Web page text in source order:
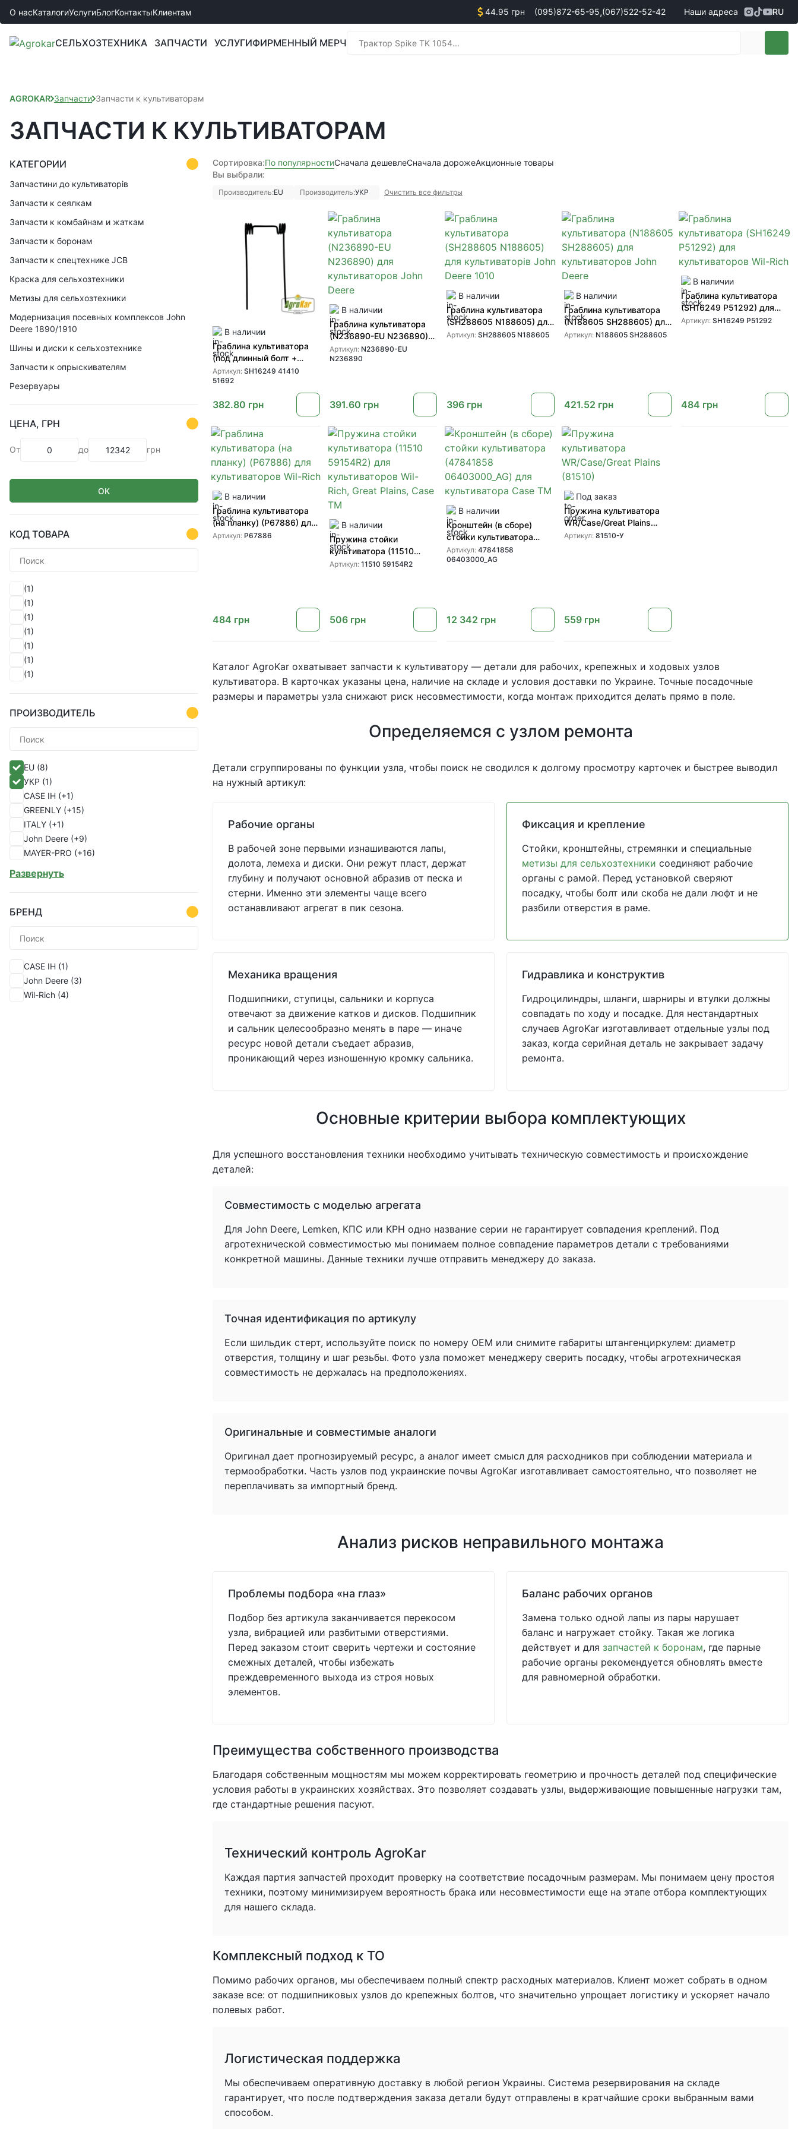
О насКаталогиУслугиБлогКонтактыКлиентам 44.95 грн (095)872-65-95,(067)522-52-42
Менеджеры по продаже техники
Наши адреса RU
СЕЛЬХОЗТЕХНИКА ЗАПЧАСТИ УСЛУГИФИРМЕННЫЙ МЕРЧ
AGROKAR Запчасти Запчасти к культиваторам
ЗАПЧАСТИ К КУЛЬТИВАТОРАМ
КАТЕГОРИИ
Запчастини до культиваторів
Запчасти к сеялкам
Запчасти к комбайнам и жаткам
Запчасти к боронам
Запчасти к спецтехнике JCB
Краска для сельхозтехники
Метизы для сельхозтехники
Модернизация посевных комплексов John
Deere 1890/1910
Шины и диски к сельхозтехнике
Запчасти к опрыскивателям
Резервуары
ЦЕНА, ГРН
От до грн
ОК
КОД ТОВАРА
(1)
(1)
(1)
(1)
(1)
(1)
(1)
ПРОИЗВОДИТЕЛЬ
EU (8)
УКР (1)
CASE IH (+1)
GREENLY (+15)
ITALY (+1)
John Deere (+9)
MAYER-PRO (+16)
SHOUP(+82)
Развернуть
БРЕНД
CASE IH (1)
John Deere (3)
Wil-Rich (4)
Сортировка:По популярностиСначала дешевлеСначала дорожеАкционные товары
Вы выбрали:
Производитель:EU Производитель:УКР Очистить все фильтры
В наличии
Граблина культиватора
(под длинный болт +
втулка) (SH16249 41410
51692) для
культиваторов Wil-Rich
Артикул: SH16249 41410
51692
382.80 грн
В наличии
Граблина культиватора
(N236890-EU N236890)
для культиваторов John
Deere
Артикул: N236890-EU
N236890
391.60 грн
В наличии
Граблина культиватора
(SH288605 N188605) для
культиваторів John Deere
Артикул:SH288605 N188605
396 грн
В наличии
Граблина культиватора
(N188605 SH288605) для
культиваторов John Deere
Артикул: N188605 SH288605
421.52 грн
В наличии
Граблина культиватора
(SH16249 P51292) для
культиваторов Wil-Rich
Артикул: SH16249 P51292
484 грн
В наличии
Граблина культиватора
(на планку) (P67886) для
культиваторов Wil-Rich
Артикул: P67886
484 грн
В наличии
Пружина стойки
культиватора (11510
59154R2) для
Артикул:11510 59154R2
506 грн
В наличии
Кронштейн (в сборе)
стойки культиватора
(47841858 06403000_AG)
для культиватора Case
Артикул:47841858
06403000_AG
12 342 грн
Под заказ
Пружина культиватора
WR/Case/Great Plains
(81510)
Артикул: 81510-У
559 грн
Каталог AgroKar охватывает запчасти к культиватору — детали для рабочих, крепежных и ходовых узлов
культиватора. В карточках указаны цена, наличие на складе и условия доставки по Украине. Точные посадочные
размеры и параметры узла снижают риск несовместимости, когда монтаж приходится делать прямо в поле.
Определяемся с узлом ремонта
Детали сгруппированы по функции узла, чтобы поиск не сводился к долгому просмотру карточек и быстрее выводил
на нужный артикул:
Рабочие органы
В рабочей зоне первыми изнашиваются лапы,
долота, лемеха и диски. Они режут пласт, держат
глубину и получают основной абразив от песка и
стерни. Именно эти элементы чаще всего
останавливают агрегат в пик сезона.
Фиксация и крепление
Стойки, кронштейны, стремянки и специальные
метизы для сельхозтехники соединяют рабочие
органы с рамой. Перед установкой сверяют
посадку, чтобы болт или скоба не дали люфт и не
разбили отверстия в раме.
Механика вращения
Подшипники, ступицы, сальники и корпуса
отвечают за движение катков и дисков. Подшипник
и сальник целесообразно менять в паре — иначе
ресурс новой детали съедает абразив,
проникающий через изношенную кромку сальника.
Гидравлика и конструктив
Гидроцилиндры, шланги, шарниры и втулки должны
совпадать по ходу и посадке. Для нестандартных
случаев AgroKar изготавливает отдельные узлы под
заказ, когда серийная деталь не закрывает задачу
ремонта.
Основные критерии выбора комплектующих
Для успешного восстановления техники необходимо учитывать техническую совместимость и происхождение
деталей:
Совместимость с моделью агрегата
Для John Deere, Lemken, КПС или КРН одно название серии не гарантирует совпадения креплений. Под
агротехнической совместимостью мы понимаем полное совпадение параметров детали с требованиями
конкретной машины. Данные техники лучше отправить менеджеру до заказа.
Точная идентификация по артикулу
Если шильдик стерт, используйте поиск по номеру OEM или снимите габариты штангенциркулем: диаметр
отверстия, толщину и шаг резьбы. Фото узла поможет менеджеру сверить посадку, чтобы агротехническая
совместимость не держалась на предположениях.
Оригинальные и совместимые аналоги
Оригинал дает прогнозируемый ресурс, а аналог имеет смысл для расходников при соблюдении материала и
термообработки. Часть узлов под украинские почвы AgroKar изготавливает самостоятельно, что позволяет не
переплачивать за импортный бренд.
Анализ рисков неправильного монтажа
Проблемы подбора «на глаз»
Подбор без артикула заканчивается перекосом
узла, вибрацией или разбитыми отверстиями.
Перед заказом стоит сверить чертежи и состояние
смежных деталей, чтобы избежать
преждевременного выхода из строя новых
элементов.
Баланс рабочих органов
Замена только одной лапы из пары нарушает
баланс и нагружает стойку. Такая же логика
действует и для запчастей к боронам, где парные
рабочие органы рекомендуется обновлять вместе
для равномерной обработки.
Преимущества собственного производства
Благодаря собственным мощностям мы можем корректировать геометрию и прочность деталей под специфические
условия работы в украинских хозяйствах. Это позволяет создавать узлы, выдерживающие повышенные нагрузки там,
где стандартные решения пасуют.
Технический контроль AgroKar
Каждая партия запчастей проходит проверку на соответствие посадочным размерам. Мы понимаем цену простоя
техники, поэтому минимизируем вероятность брака или несовместимости еще на этапе отбора комплектующих
для нашего склада.
Комплексный подход к ТО
Помимо рабочих органов, мы обеспечиваем полный спектр расходных материалов. Клиент может собрать в одном
заказе все: от подшипниковых узлов до крепежных болтов, что значительно упрощает логистику и ускоряет начало
полевых работ.
Логистическая поддержка
Мы обеспечиваем оперативную доставку в любой регион Украины. Система резервирования на складе
гарантирует, что после подтверждения заказа детали будут отправлены в кратчайшие сроки выбранным вами
способом.